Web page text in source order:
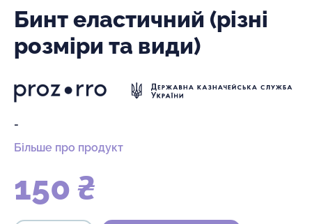
Бинт еластичний (різні
розміри та види)
-
Більше про продукт
150 ₴